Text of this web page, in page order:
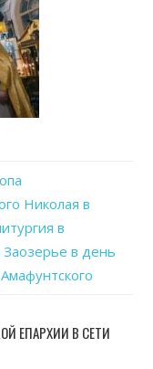
Николая в
в
в день
ЕПАРХИИ В СЕТИ